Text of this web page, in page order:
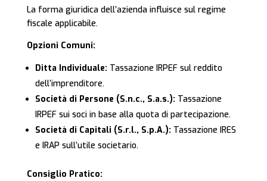
La forma giuridica dell’azienda influisce sul regime
fiscale applicabile.
Opzioni Comuni:
Ditta Individuale: Tassazione IRPEF sul reddito
dell’imprenditore.
Società di Persone (S.n.c., S.a.s.): Tassazione
IRPEF sui soci in base alla quota di partecipazione.
Società di Capitali (S.r.l., S.p.A.): Tassazione IRES
e IRAP sull’utile societario.
Consiglio Pratico: